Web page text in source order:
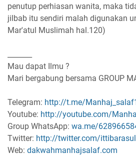
penutup perhiasan wanita, maka
jilbab itu sendiri malah digunakan
Mar'atul Muslimah hal.120)
Mau dapat Ilmu ?
Mari bergabung bersama GROUP
Telegram: http://t.me/Manhaj_salaf1
Youtube: http://youtube.com/
Group WhatsApp: wa.me/
Twitter: http://twitter.com/
Web: dakwahmanhajsalaf.com